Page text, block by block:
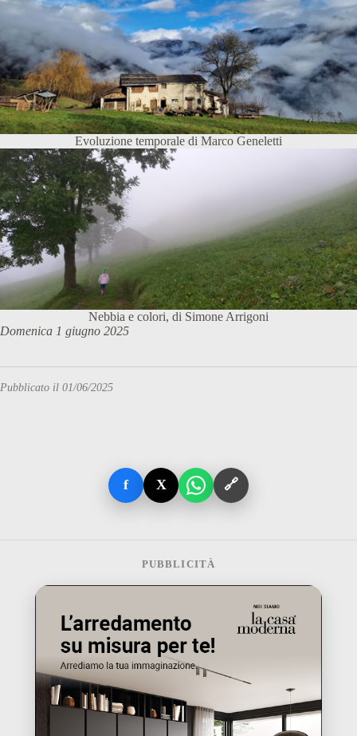
Evoluzione temporale di Marco Geneletti
Nebbia e colori, di Simone Arrigoni
Domenica 1 giugno 2025
Pubblicato il 01/06/2025
f X 🔗
PUBBLICITÀ